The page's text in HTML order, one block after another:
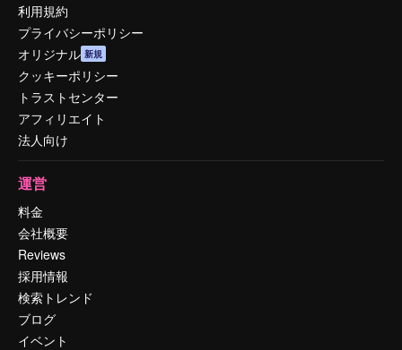
利用規約
プライバシーポリシー
オリジナル 新規
クッキーポリシー
トラストセンター
アフィリエイト
法人向け
運営
料金
会社概要
Reviews
採用情報
検索トレンド
ブログ
イベント